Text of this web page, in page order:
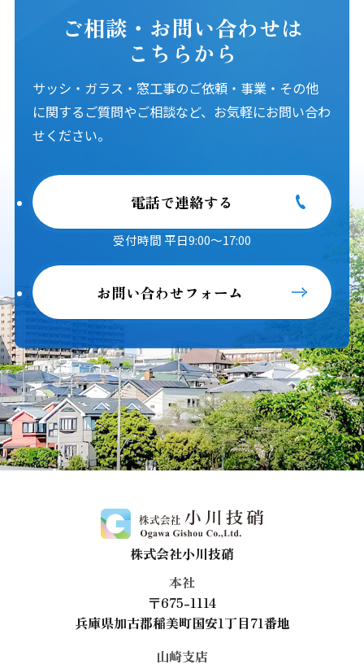
ご相談・お問い合わせは
こちらから
サッシ・ガラス・窓工事のご依頼・事業・その他
に関するご質問やご相談など、お気軽にお問い合わ
せください。
電話で連絡する
受付時間 平日9:00～17:00
お問い合わせフォーム
株式会社小川技硝
本社
〒675-1114
兵庫県加古郡稲美町国安1丁目71番地
山崎支店